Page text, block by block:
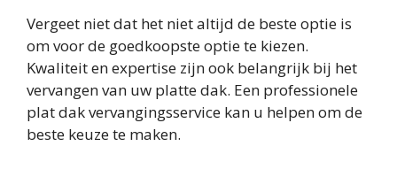
Vergeet niet dat het niet altijd de beste optie is
om voor de goedkoopste optie te kiezen.
Kwaliteit en expertise zijn ook belangrijk bij het
vervangen van uw platte dak. Een professionele
plat dak vervangingsservice kan u helpen om de
beste keuze te maken.